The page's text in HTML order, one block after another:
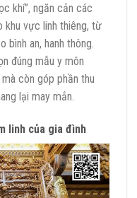
khí”, ngăn cản các
khu vực linh thiêng, từ
bình an, hanh thông.
đúng mẫu y môn
còn góp phần thu
lại may mắn.
linh của gia đình